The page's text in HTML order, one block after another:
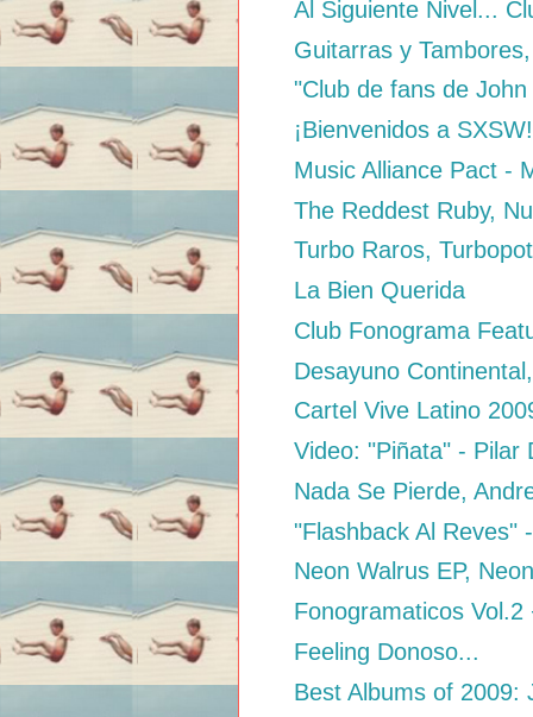
Al Siguiente Nivel...
Guitarras y
"Club de fans de
¡Bienvenidos a SXSW!
Music Alliance Pact -
The Reddest Ruby,
Turbo Raros,
La Bien Querida
Club Fonograma
Desayuno
Cartel Vive Latino
Video: "Piñata" - Pilar
Nada Se Pierde,
"Flashback Al Reves"
Neon Walrus EP,
Fonogramaticos Vol.2
Feeling Donoso...
Best Albums of 2009: